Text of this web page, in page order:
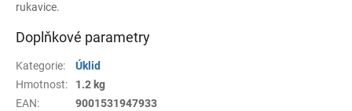
rukavice.
Doplňkové parametry
Kategorie:
Úklid
Hmotnost:
1.2 kg
EAN: 9001531947933